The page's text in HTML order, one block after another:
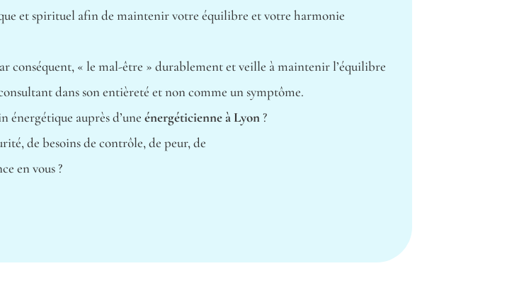
et spirituel afin de maintenir votre équilibre et votre harmonie
conséquent, « le mal-être » durablement et veille à maintenir l’équilibre
dans son entièreté et non comme un symptôme.
énergétique auprès d’une énergéticienne à Lyon?
de besoins de contrôle, de peur, de
en vous ?